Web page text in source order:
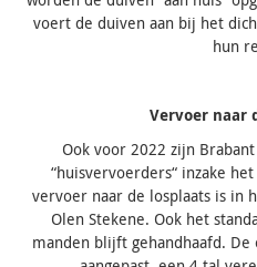
voert de duiven aan bij het
hun
Vervoer naar
Ook voor 2022 zijn
“huisvervoerders“ inzake
vervoer naar de losplaats is in
Olen Stekene. Ook het
manden blijft gehandhaafd.